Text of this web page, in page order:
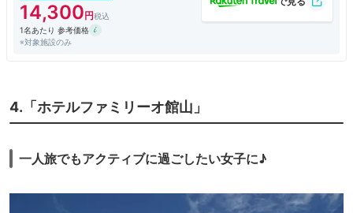
14,300
1名あたり 参考価格
※対象施設のみ
4.「ホテルファミリーオ館山」
一人旅でもアクティブに過ごしたい女子に♪